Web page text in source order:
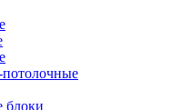
блоки